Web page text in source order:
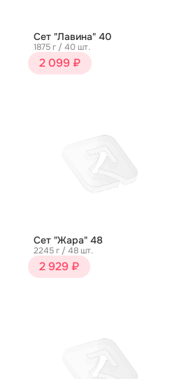
Сет "Лавина" 40
1875 г / 40 шт.
2 099 ₽
Сет "Жара" 48
2245 г / 48 шт.
2 929 ₽